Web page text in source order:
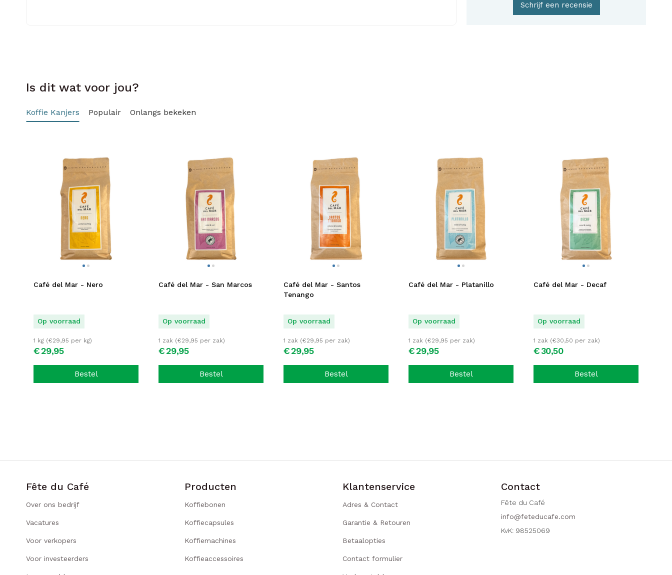
Schrijf een recensie
Is dit wat voor jou?
Koffie Kanjers Populair Onlangs bekeken
Café del Mar - Nero
Op voorraad
€29,95
1 kg (€29,95 per kg)
Bestel
Café del Mar - San Marcos
Op voorraad
€29,95
1 zak (€29,95 per zak)
Bestel
Café del Mar - Santos
Tenango
Op voorraad
€29,95
1 zak (€29,95 per zak)
Bestel
Café del Mar - Platanillo
Op voorraad
€29,95
1 zak (€29,95 per zak)
Bestel
Café del Mar - Decaf
Op voorraad
€30,50
1 zak (€30,50 per zak)
Bestel
Fête du Café
Over ons bedrijf
Vacatures
Voor verkopers
Voor investeerders
Producten
Koffiebonen
Koffiecapsules
Koffiemachines
Koffieaccessoires
Klantenservice
Adres & Contact
Garantie & Retouren
Betaalopties
Contact formulier
Contact
Fête du Café
info@feteducafe.com
KvK: 98525069